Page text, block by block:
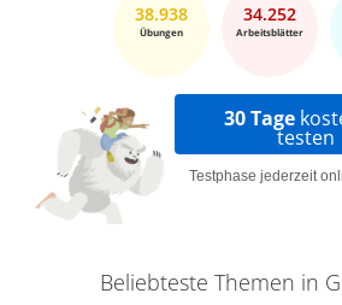
38.938
Übungen
34.252
Arbeitsblätter
30 Tage
testen
Testphase jederzeit
Beliebteste Themen in